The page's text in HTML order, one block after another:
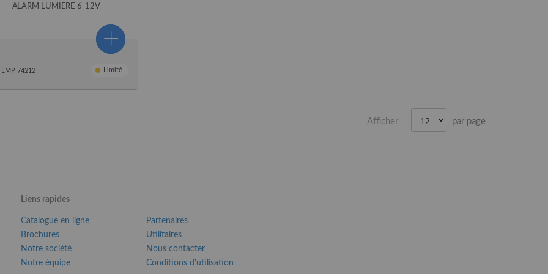
ALARM LUMIERE 6-12V
LMP 74212 Limité
Afficher par page
Liens rapides
Catalogue en ligne
Brochures
Notre société
Notre équipe
Partenaires
Utilitaires
Nous contacter
Conditions d'utilisation